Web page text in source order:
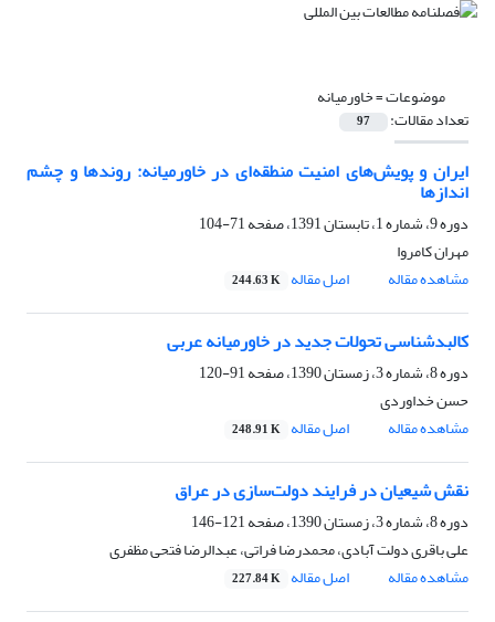
موضوعات =خاورمیانه
تعداد مقالات: 97
ایران و پویش‌های امنیت منطقه‌ای در خاورمیانه: روندها و چشم
اندازها
دوره 9، شماره 1، تابستان 1391، صفحه
71-104
مهران کامروا
مشاهده مقاله
اصل مقاله 244.63 K
کالبدشناسی تحولات جدید در خاورمیانه عربی
دوره 8، شماره 3، زمستان 1390، صفحه
91-120
حسن خداوردی
مشاهده مقاله
اصل مقاله 248.91 K
نقش شیعیان در فرایند دولت‌سازی در عراق
دوره 8، شماره 3، زمستان 1390، صفحه
121-146
علی باقری دولت آبادی، محمدرضا فراتی، عبدالرضا فتحی مظفری
مشاهده مقاله
اصل مقاله 227.84 K